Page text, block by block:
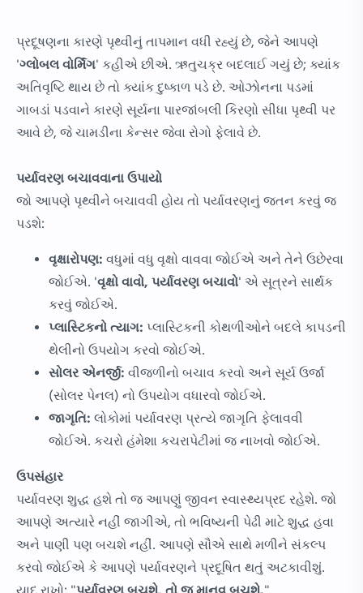
પ્રદૂષણના કારણે પૃથ્વીનું તાપમાન વધી રહ્યું છે, જેને આપણે
'ગ્લોબલ વોર્મિંગ' કહીએ છીએ. ઋતુચક્ર બદલાઈ ગયું છે; ક્યાંક
અતિવૃષ્ટિ થાય છે તો ક્યાંક દુષ્કાળ પડે છે. ઓઝોનના પડમાં
ગાબડાં પડવાને કારણે સૂર્યના પારજાંબલી કિરણો સીધા પૃથ્વી પર
આવે છે, જે ચામડીના કેન્સર જેવા રોગો ફેલાવે છે.
પર્યાવરણ બચાવવાના ઉપાયો
જો આપણે પૃથ્વીને બચાવવી હોય તો પર્યાવરણનું જતન કરવું જ
પડશે:
વૃક્ષારોપણ: વધુમાં વધુ વૃક્ષો વાવવા જોઈએ અને તેને ઉછેરવા
જોઈએ. 'વૃક્ષો વાવો, પર્યાવરણ બચાવો' એ સૂત્રને સાર્થક
કરવું જોઈએ.
પ્લાસ્ટિકનો ત્યાગ: પ્લાસ્ટિકની કોથળીઓને બદલે કાપડની
થેલીનો ઉપયોગ કરવો જોઈએ.
સોલર એનર્જી: વીજળીનો બચાવ કરવો અને સૂર્ય ઉર્જા
(સોલર પેનલ) નો ઉપયોગ વધારવો જોઈએ.
જાગૃતિ: લોકોમાં પર્યાવરણ પ્રત્યે જાગૃતિ ફેલાવવી
જોઈએ. કચરો હંમેશા કચરાપેટીમાં જ નાખવો જોઈએ.
ઉપસંહાર
પર્યાવરણ શુદ્ધ હશે તો જ આપણું જીવન સ્વાસ્થ્યપ્રદ રહેશે. જો
આપણે અત્યારે નહીં જાગીએ, તો ભવિષ્યની પેઢી માટે શુદ્ધ હવા
અને પાણી પણ બચશે નહીં. આપણે સૌએ સાથે મળીને સંકલ્પ
કરવો જોઈએ કે આપણે પર્યાવરણને પ્રદૂષિત થતું અટકાવીશું.